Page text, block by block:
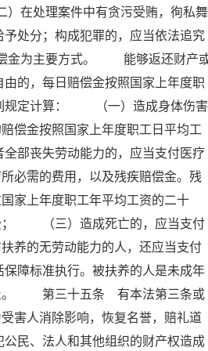
处理案件中有贪污受贿，徇私舞
处分；构成犯罪的，应当依法追究
金为主要方式。 能够返还财产
，每日赔偿金按照国家上年度职
规定计算： （一）造成身体伤害
偿金按照国家上年度职工日平均工
部丧失劳动能力的，应当支付医疗
必需的费用，以及残疾赔偿金。残
家上年度职工年平均工资的二十
； （三）造成死亡的，应当支付
养的无劳动能力的人，还应当支付
障标准执行。被扶养的人是未成年
止。 第三十五条 有本法第三条或
害人消除影响，恢复名誉，赔礼道
、法人和其他组织的财产权造成